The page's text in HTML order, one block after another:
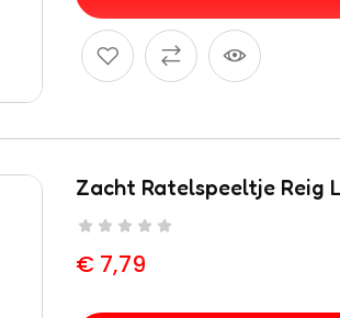
Zacht Ratelspeeltje Reig
€7,79